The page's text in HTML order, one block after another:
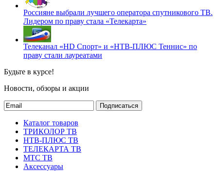
Россияне выбрали лучшего оператора спутникового ТВ.
Лидером по праву стала «Телекарта»
Телеканал «HD Спорт» и «НТВ-ПЛЮС Теннис» по
праву стали лауреатами
Будьте в курсе!
Новости, обзоры и акции
Подписаться
Каталог товаров
ТРИКОЛОР ТВ
НТВ-ПЛЮС ТВ
ТЕЛЕКАРТА ТВ
МТС ТВ
Аксессуары